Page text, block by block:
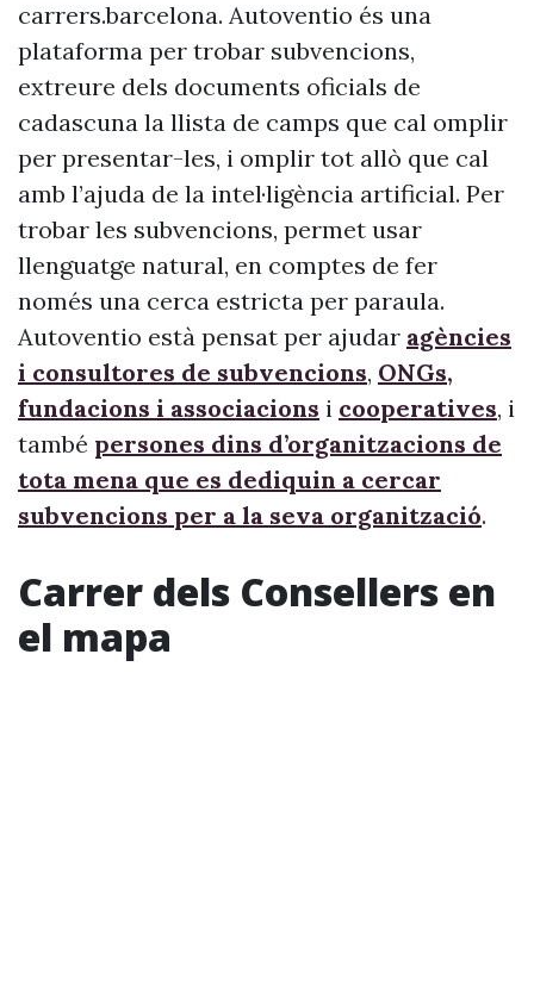
carrers.barcelona. Autoventio és una
plataforma per trobar subvencions,
extreure dels documents oficials de
cadascuna la llista de camps que cal omplir
per presentar-les, i omplir tot allò que cal
amb l’ajuda de la intel·ligència artificial. Per
trobar les subvencions, permet usar
llenguatge natural, en comptes de fer
només una cerca estricta per paraula.
Autoventio està pensat per ajudar agències
i consultores de subvencions, ONGs,
fundacions i associacions i cooperatives, i
també persones dins d’organitzacions de
tota mena que es dediquin a cercar
subvencions per a la seva organització.
Carrer dels Consellers en
el mapa